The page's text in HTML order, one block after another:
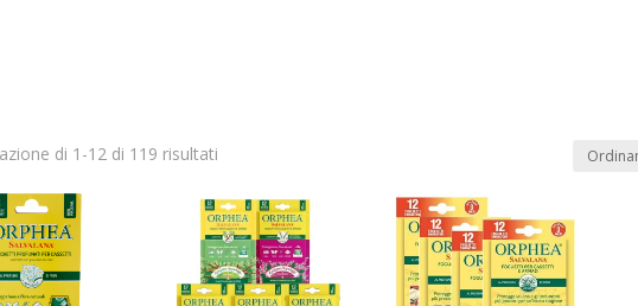
prodotto
Trovaprezzi
Product Anno Product Artista
di 1-12 di 119 risultati